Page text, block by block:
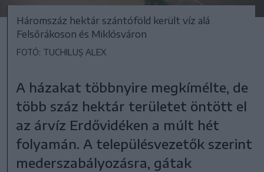
Háromszáz hektár szántóföld került víz alá
Felsőrákoson és Miklósváron
FOTÓ: TUCHILUȘ ALEX
A házakat többnyire megkímélte, de
több száz hektár területet öntött el
az árvíz Erdővidéken a múlt hét
folyamán. A településvezetők szerint
mederszabályozásra, gátak